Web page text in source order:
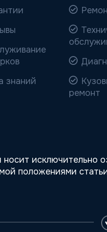
знаний
ремонт
исключительно
положениями